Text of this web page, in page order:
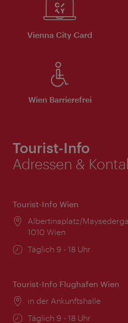
Vienna City Card
Wien Barrierefrei
Tourist-Info
Adressen &
Tourist-Info Wien
Ort:
Albertinaplatz/
1010 Wien
Öffnungszeiten:
Täglich 9 - 18 Uhr
Tourist-Info Flughafen Wien
Ort:
in der Ankunftshalle
Öffnungszeiten:
Täglich 9 - 18 Uhr